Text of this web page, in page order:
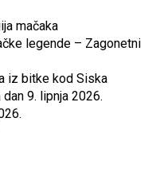
mačaka
legende – Zagonetni
iz bitke kod Siska
9. lipnja 2026.